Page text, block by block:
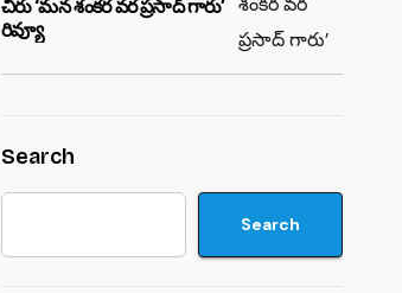
చిరు ‘మ‌న శంక‌ర వ‌ర ప్ర‌సాద్ గారు’
రివ్యూ
Search
Search